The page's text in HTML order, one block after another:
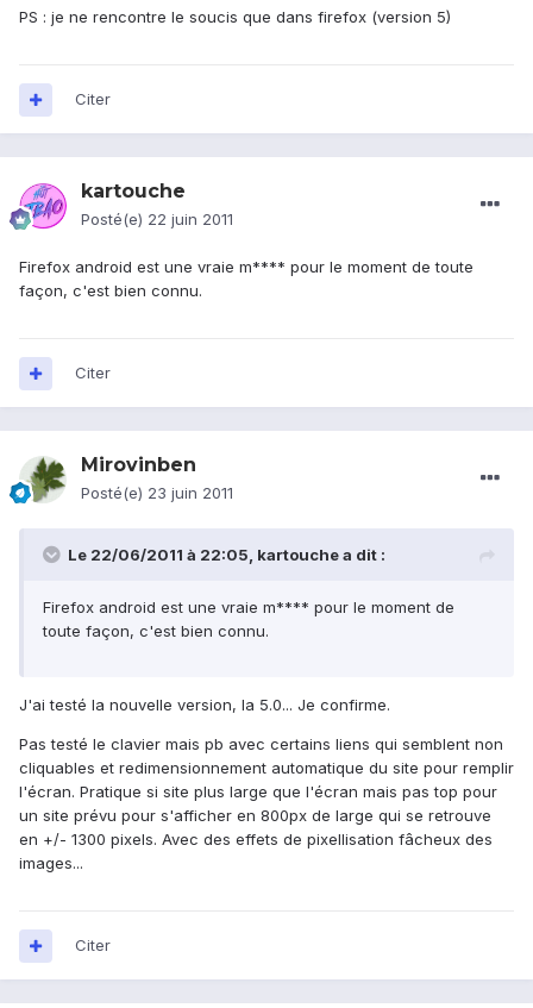
PS : je ne rencontre le soucis que dans firefox (version 5)
Citer
kartouche
Posté(e) 22 juin 2011
Firefox android est une vraie m**** pour le moment de toute
façon, c'est bien connu.
Citer
Mirovinben
Posté(e) 23 juin 2011
Le 22/06/2011 à 22:05, kartouche a dit :
Firefox android est une vraie m**** pour le moment de
toute façon, c'est bien connu.
J'ai testé la nouvelle version, la 5.0... Je confirme.
Pas testé le clavier mais pb avec certains liens qui semblent non
cliquables et redimensionnement automatique du site pour remplir
l'écran. Pratique si site plus large que l'écran mais pas top pour
un site prévu pour s'afficher en 800px de large qui se retrouve
en +/- 1300 pixels. Avec des effets de pixellisation fâcheux des
images...
Citer